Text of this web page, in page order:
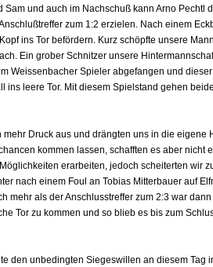
und auch im Nachschuß kann Arno Pechtl
zum 1:2 erzielen. Nach einem
ins Tor befördern. Kurz schöpfte unsere
Ein grober Schnitzer unsere
Weissenbacher Spieler abgefangen und
ins leere Tor. Mit diesem Spielstand gehen beide
Druck aus und drängten uns in die eigene
kommen lassen, schafften es aber nicht
erarbeiten, jedoch scheiterten wir
nach einem Foul an Tobias Mitterbauer auf
mehr als der Anschlusstreffer zum 2:3 war
Tor zu kommen und so blieb es bis zum
den unbedingten Siegeswillen an diesem Tag